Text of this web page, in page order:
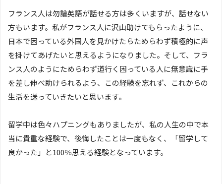
フランス人は勿論英語が話せる方は多くいますが、話せない
方もいます。私がフランス人に沢山助けてもらったように、
日本で困っている外国人を見かけたらためらわず積極的に声
を掛けてあげたいと思えるようになりました。そして、フラ
ンス人のようにためらわず道行く困っている人に無意識に手
を差し伸べ助けられるよう、この経験を忘れず、これからの
生活を送っていきたいと思います。
留学中は色々ハプニングもありましたが、私の人生の中で本
当に貴重な経験で、後悔したことは一度もなく、「留学して
良かった」と100％思える経験となっています。